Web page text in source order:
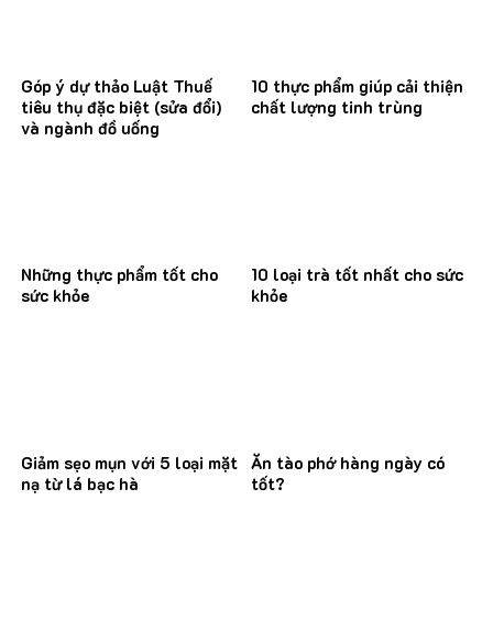
Góp ý dự thảo Luật Thuế
tiêu thụ đặc biệt (sửa đổi)
và ngành đồ uống
10 thực phẩm giúp cải thiện
chất lượng tinh trùng
Những thực phẩm tốt cho
sức khỏe
10 loại trà tốt nhất cho sức
khỏe
Giảm sẹo mụn với 5 loại mặt
nạ từ lá bạc hà
Ăn tào phớ hàng ngày có
tốt?